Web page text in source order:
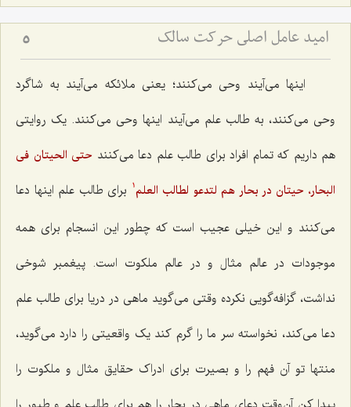
امید عامل اصلی حرکت سالک 5
اینها می‌آیند وحی می‌کنند؛ یعنی ملائکه می‌آیند به شاگرد
وحی می‌کنند، به طالب علم می‌آیند اینها وحی می‌کنند. یک روایتی
هم داریم که تمام افراد برای طالب علم دعا می‌کنند حتی الحیتان فی
البحار، حیتان در بحار هم لتدعو لطالب العلم1
برای طالب علم اینها دعا
می‌کنند و این خیلی عجیب است که چطور این انسجام برای همه
موجودات در عالم مثال و در عالم ملکوت است. پیغمبر شوخی
نداشت، گزافه‌گویی نکرده وقتی می‌گوید ماهی در دریا برای طالب علم
دعا می‌کند، نخواسته سر ما را گرم کند یک واقعیتی را دارد می‌گوید،
منتها تو آن فهم را و بصیرت برای ادراک حقایق مثال و ملکوت را